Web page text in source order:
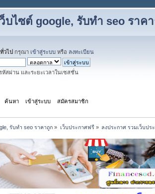
บไซต์ google, รับทำ seo ราค
วไป กรุณา เข้าสู่ระบบ หรือ ลงทะเบียน
หัสผ่าน และระยะเวลาในเซสชั่น
ค้นหา เข้าสู่ระบบ สมัครสมาชิก
รับทำ seo ราคาถูก » เว็บประกาศฟรี» ลงประกาศ รวมเว็บปร